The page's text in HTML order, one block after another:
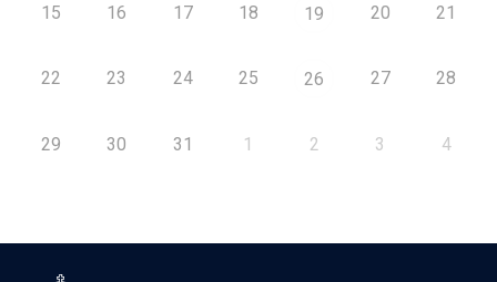
15 16 17 18 19 20 21
22 23 24 25 26 27 28
29 30 31 1 2 3 4